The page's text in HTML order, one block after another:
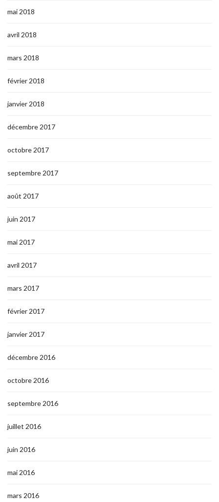
mai 2018
avril 2018
mars 2018
février 2018
janvier 2018
décembre 2017
octobre 2017
septembre 2017
août 2017
juin 2017
mai 2017
avril 2017
mars 2017
février 2017
janvier 2017
décembre 2016
octobre 2016
septembre 2016
juillet 2016
juin 2016
mai 2016
mars 2016